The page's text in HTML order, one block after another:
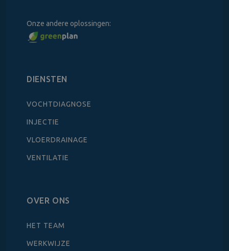
Onze andere oplossingen:
DIENSTEN
VOCHTDIAGNOSE
INJECTIE
VLOERDRAINAGE
VENTILATIE
OVER ONS
HET TEAM
WERKWIJZE